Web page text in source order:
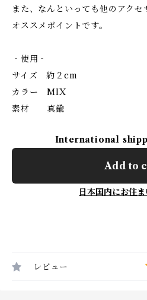
また、なんといっても他のアク
オススメポイントです。
‐使用‐
サイズ 約２cm
カラー MIX
素材 真鍮
International
Add to
日本国内にお住
レビュー